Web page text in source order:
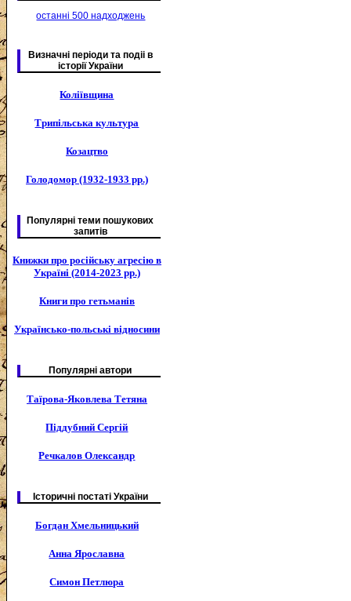
останні 500 надходжень
Визначні періоди та подіі в
історії України
Коліївщина
Трипільська культура
Козацтво
Голодомор (1932-1933 рр.)
Популярні теми пошукових
запитів
Книжки про російську агресію в
Україні (2014-2023 рр.)
Книги про гетьманів
Українсько-польські відносини
Популярні автори
Таїрова-Яковлева Тетяна
Піддубний Сергій
Речкалов Олександр
Історичні постаті України
Богдан Хмельницький
Анна Ярославна
Симон Петлюра